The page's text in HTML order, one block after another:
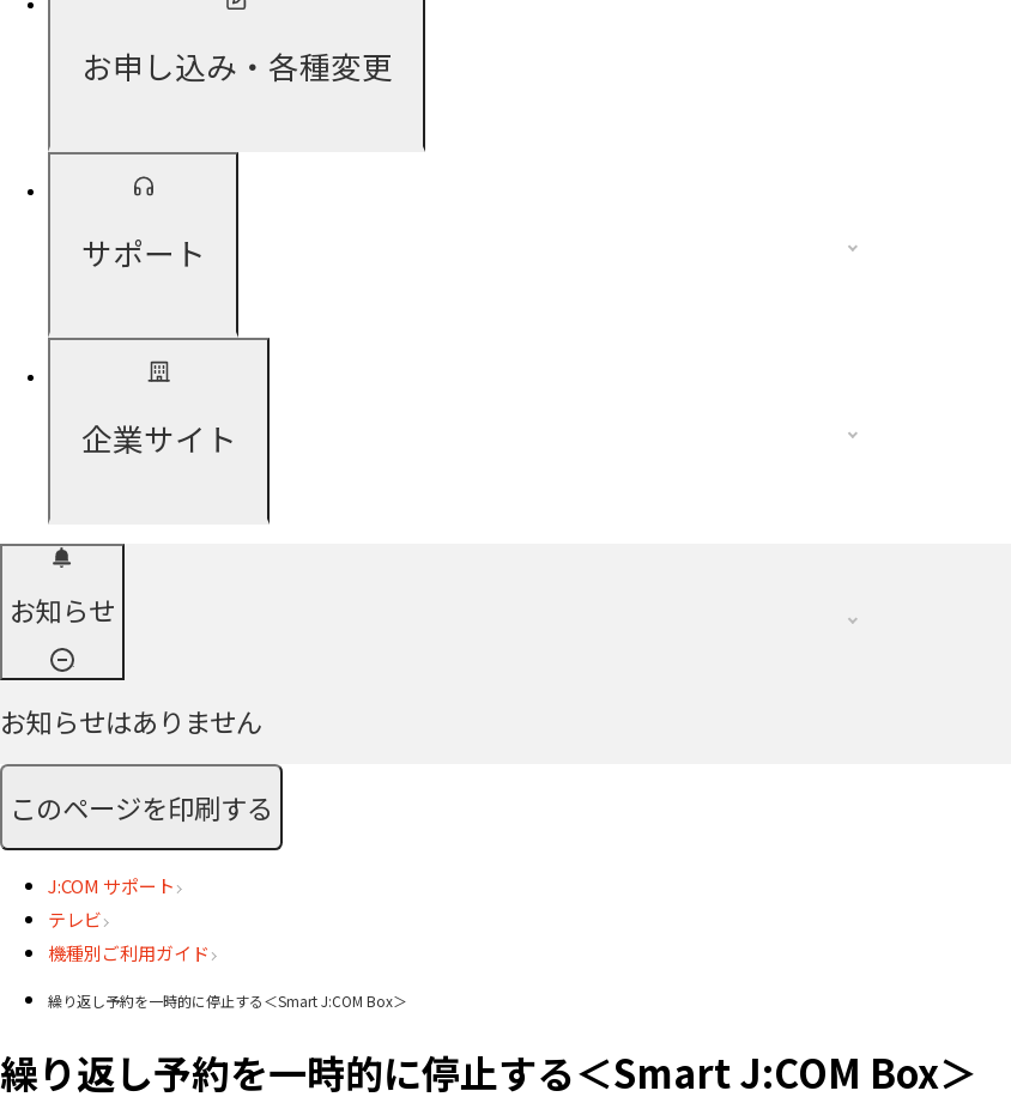
お申し込み・各種変更
サポート
企業サイト
お知らせ
お知らせはありません
このページを印刷する
J:COM サポート
テレビ
機種別ご利用ガイド
繰り返し予約を一時的に停止する＜Smart J:COM Box＞
繰り返し予約を一時的に停止する＜Smart J:COM Box＞